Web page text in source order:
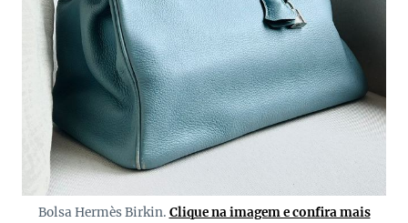
Bolsa Hermès Birkin. Clique na imagem e confira mais